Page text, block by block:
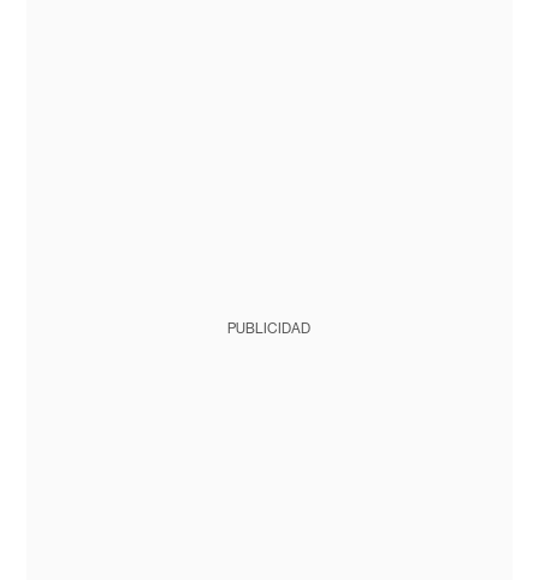
PUBLICIDAD